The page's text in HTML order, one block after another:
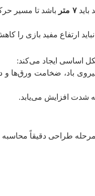
باید۷ متر
باشد تا مسیر
ارتفاع مفید بازی را
اساسی ایجاد می‌کند:
باد، ضخامت ورق‌ها
شدت افزایش می‌یابد.
مرحله طراحی دقیقاً